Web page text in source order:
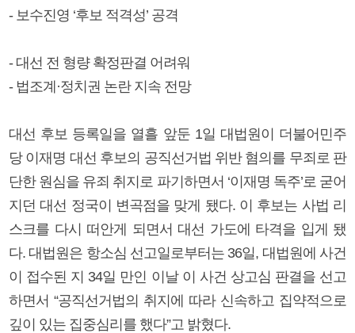
- 보수진영 ‘후보 적격성’ 공격
- 대선 전 형량 확정판결 어려워
- 법조계·정치권 논란 지속 전망
대선 후보 등록일을 열흘 앞둔 1일 대법원이 더불어민주
당 이재명 대선 후보의 공직선거법 위반 혐의를 무죄로 판
단한 원심을 유죄 취지로 파기하면서 ‘이재명 독주’로 굳어
지던 대선 정국이 변곡점을 맞게 됐다. 이 후보는 사법 리
스크를 다시 떠안게 되면서 대선 가도에 타격을 입게 됐
다. 대법원은 항소심 선고일로부터는 36일, 대법원에 사건
이 접수된 지 34일 만인 이날 이 사건 상고심 판결을 선고
하면서 “공직선거법의 취지에 따라 신속하고 집약적으로
깊이 있는 집중심리를 했다”고 밝혔다.